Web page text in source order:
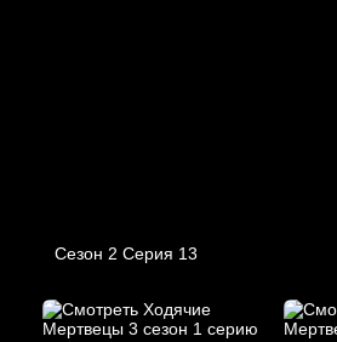
Сезон 2 Серия 13